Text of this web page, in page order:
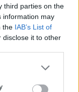
third parties on the
information may
the IAB’s List of
disclose it to other
έχουν
“Δεν
παρατηρήσεις
Ερευνών